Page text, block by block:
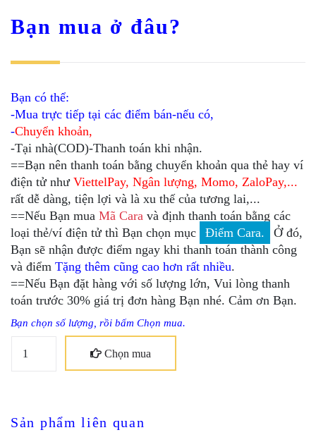
Bạn mua ở đâu?
Bạn có thể:
-Mua trực tiếp tại các điểm bán-nếu có,
-Chuyển khoản,
-Tại nhà(COD)-Thanh toán khi nhận.
==Bạn nên thanh toán bằng chuyển khoản qua thẻ hay ví
điện tử như ViettelPay, Ngân lượng, Momo, ZaloPay,...
rất dễ dàng, tiện lợi và là xu thế của tương lai,...
==Nếu Bạn mua Mã Cara và định thanh toán bằng các
loại thẻ/ví điện tử thì Bạn chọn mục
Điểm Cara.
Ở đó,
Bạn sẽ nhận được điểm ngay khi thanh toán thành công
và điểm Tặng thêm cũng cao hơn rất nhiều.
==Nếu Bạn đặt hàng với số lượng lớn, Vui lòng thanh
toán trước 30% giá trị đơn hàng Bạn nhé. Cảm ơn Bạn.
Bạn chọn số lượng, rồi bấm Chọn mua.
Chọn mua
Sản phẩm liên quan